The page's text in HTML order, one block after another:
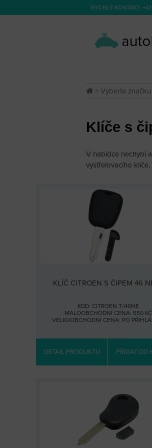
RYCHLÝ KONTAKT:
> Vyberte značku
Klíče s
V nabídce nechybí
vystřelovacího
KLÍČ CITROEN S ČIPEM 46
KÓD: CITROEN T/46NE
MALOOBCHODNÍ CENA: 550 KČ
VELKOOBCHODNÍ CENA: PO
DETAIL PRODUKTU PŘIDAT DO